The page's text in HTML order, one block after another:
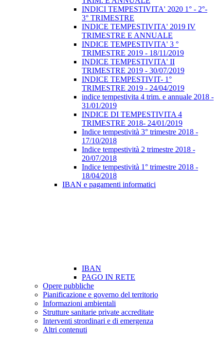
INDICI TEMPESTIVITA' 2020 1° - 2°-
3° TRIMESTRE
INDICE TEMPESTIVITA' 2019 IV
TRIMESTRE E ANNUALE
INDICE TEMPESTIVITA' 3 °
TRIMESTRE 2019 - 18/11/2019
INDICE TEMPESTIVITA' II
TRIMESTRE 2019 - 30/07/2019
INDICE TEMPESTIVIT- 1°
TRIMESTRE 2019 - 24/04/2019
indice tempestivita 4 trim. e annuale 2018 -
31/01/2019
INDICE DI TEMPESTIVITA 4
TRIMESTRE 2018- 24/01/2019
Indice tempestività 3° trimestre 2018 -
17/10/2018
Indice tempestività 2 trimestre 2018 -
20/07/2018
Indice tempestività 1° trimestre 2018 -
18/04/2018
IBAN e pagamenti informatici
IBAN
PAGO IN RETE
Opere pubbliche
Pianificazione e governo del territorio
Informazioni ambientali
Strutture sanitarie private accreditate
Interventi strordinari e di emergenza
Altri contenuti